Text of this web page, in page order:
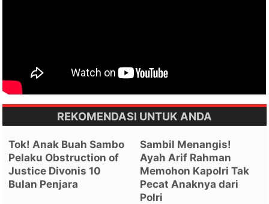
REKOMENDASI UNTUK ANDA
Tok! Anak Buah Sambo
Pelaku Obstruction of
Justice Divonis 10
Bulan Penjara
Sambil Menangis!
Ayah Arif Rahman
Memohon Kapolri Tak
Pecat Anaknya dari
Polri